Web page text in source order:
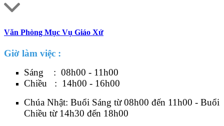
Văn Phòng Mục Vụ Giáo Xứ
Giờ làm việc :
Sáng : 08h00 - 11h00
Chiều : 14h00 - 16h00
Chúa Nhật: Buổi Sáng từ 08h00 đến 11h00 - Buổi
Chiều từ 14h30 đến 18h00